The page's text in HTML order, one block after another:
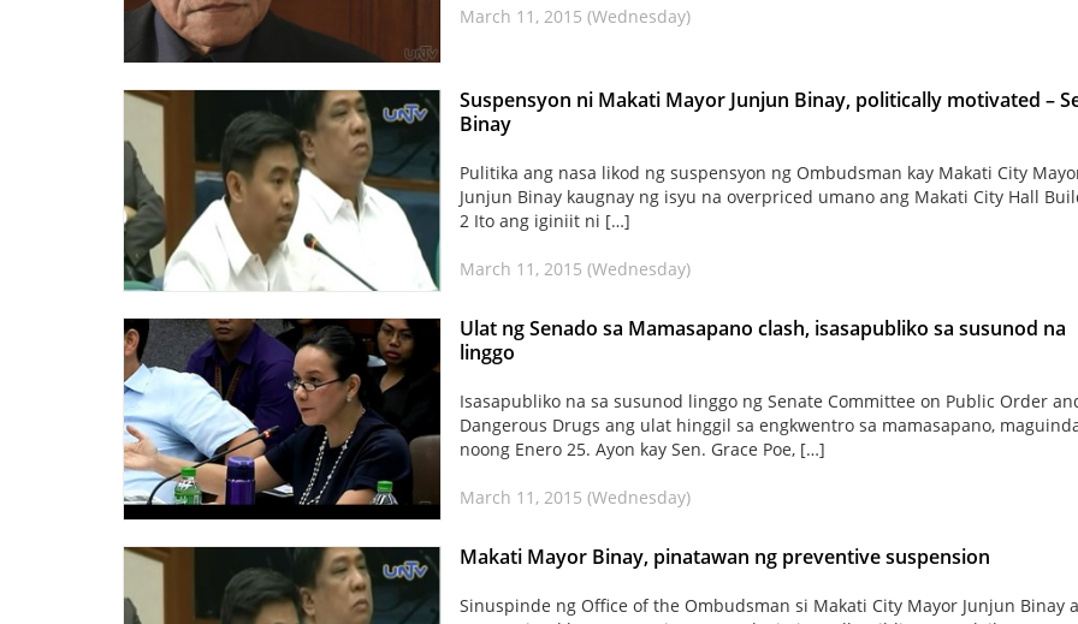
March 11, 2015 (Wednesday)
Suspensyon ni Makati Mayor Junjun Binay, politically motivated –
Binay
Pulitika ang nasa likod ng suspensyon ng Ombudsman kay Makati City
Junjun Binay kaugnay ng isyu na overpriced umano ang Makati City Hall
2 Ito ang iginiit ni […]
March 11, 2015 (Wednesday)
Ulat ng Senado sa Mamasapano clash, isasapubliko sa susunod na
linggo
Isasapubliko na sa susunod linggo ng Senate Committee on Public Order
Dangerous Drugs ang ulat hinggil sa engkwentro sa mamasapano,
noong Enero 25. Ayon kay Sen. Grace Poe, […]
March 11, 2015 (Wednesday)
Makati Mayor Binay, pinatawan ng preventive suspension
Sinuspinde ng Office of the Ombudsman si Makati City Mayor Junjun Binay